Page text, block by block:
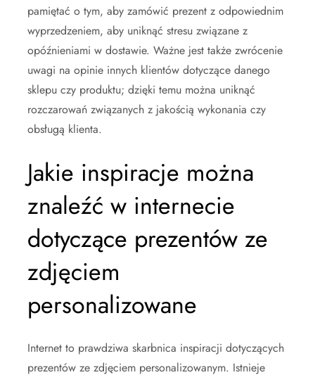
pamiętać o tym, aby zamówić prezent z odpowiednim
wyprzedzeniem, aby uniknąć stresu związane z
opóźnieniami w dostawie. Ważne jest także zwrócenie
uwagi na opinie innych klientów dotyczące danego
sklepu czy produktu; dzięki temu można uniknąć
rozczarowań związanych z jakością wykonania czy
obsługą klienta.
Jakie inspiracje można
znaleźć w internecie
dotyczące prezentów ze
zdjęciem
personalizowane
Internet to prawdziwa skarbnica inspiracji dotyczących
prezentów ze zdjęciem personalizowanym. Istnieje